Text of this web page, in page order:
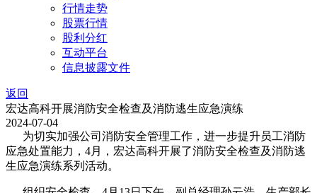
行情走势
股票行情
股利分红
互动平台
信息披露文件
返回
宏达高科开展消防安全检查及消防逃生应急演练
2024-07-04
为切实加强公司消防安全管理工作，进一步提升员工消防
应急处置能力，4月，宏达高科开展了消防安全检查及消防逃
生应急演练系列活动。